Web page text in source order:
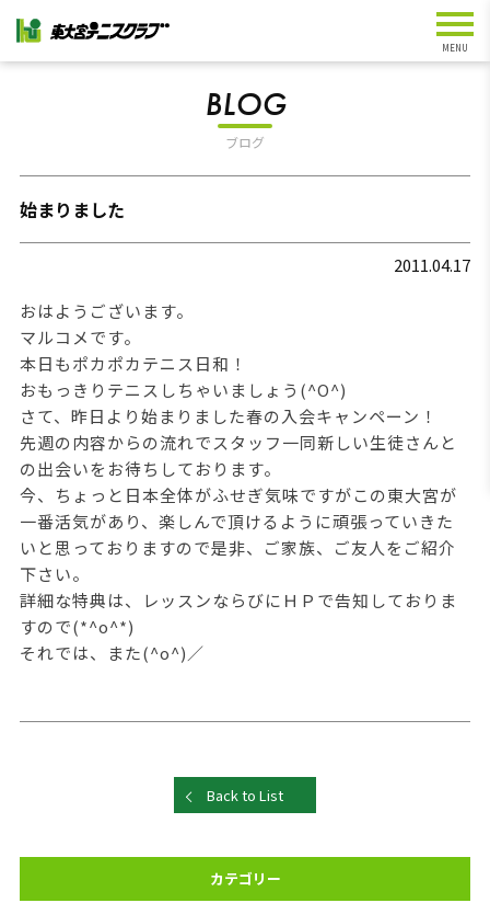
BLOG
ブログ
始まりました
2011.04.17
おはようございます。
マルコメです。
本日もポカポカテニス日和！
おもっきりテニスしちゃいましょう(^O^)
さて、昨日より始まりました春の入会キャンペーン！
先週の内容からの流れでスタッフ一同新しい生徒さんと
の出会いをお待ちしております。
今、ちょっと日本全体がふせぎ気味ですがこの東大宮が
一番活気があり、楽しんで頂けるように頑張っていきた
いと思っておりますので是非、ご家族、ご友人をご紹介
下さい。
詳細な特典は、レッスンならびにＨＰで告知しておりま
すので(*^o^*)
それでは、また(^o^)／
Back to List
カテゴリー